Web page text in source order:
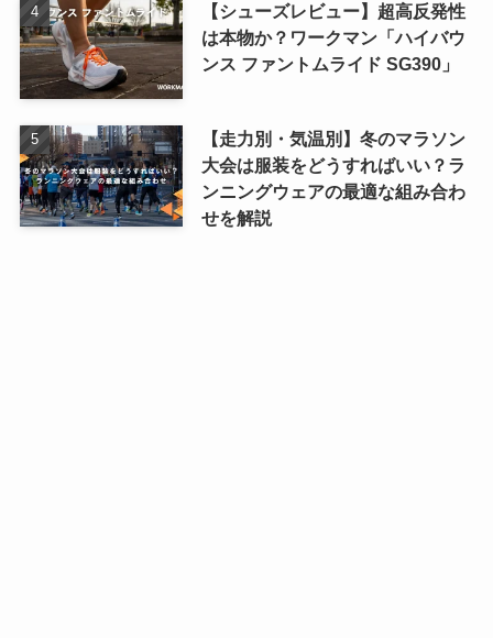
【シューズレビュー】超高反発性
は本物か？ワークマン「ハイバウ
ンス ファントムライド SG390」
【走力別・気温別】冬のマラソン
大会は服装をどうすればいい？ラ
ンニングウェアの最適な組み合わ
せを解説